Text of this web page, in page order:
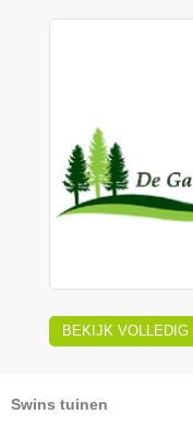
BEKIJK VOLLEDIG
Swins tuinen